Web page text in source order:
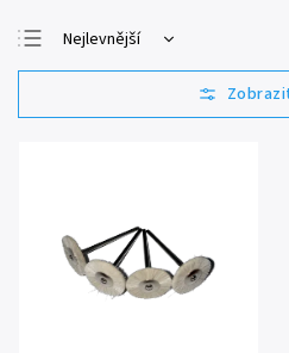
Nejdražší
Nejlevnější
Nejprodávanější